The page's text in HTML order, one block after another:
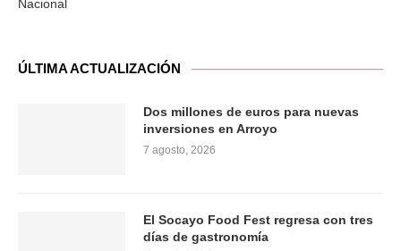
Nacional
ÚLTIMA ACTUALIZACIÓN
Dos millones de euros para nuevas
inversiones en Arroyo
7 agosto, 2026
El Socayo Food Fest regresa con tres
días de gastronomía